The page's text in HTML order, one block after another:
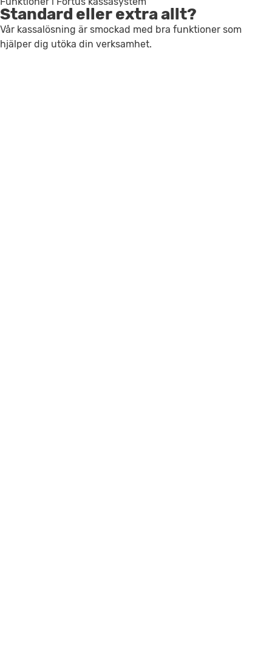
Standard eller extra allt?
Vår kassalösning är smockad med bra funktioner som
hjälper dig utöka din verksamhet.